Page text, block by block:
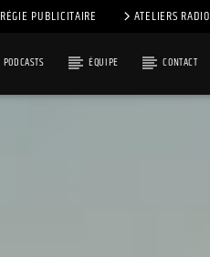
RÉGIE PUBLICITAIRE ATELIERS RADIO
PODCASTS ÉQUIPE CONTACT